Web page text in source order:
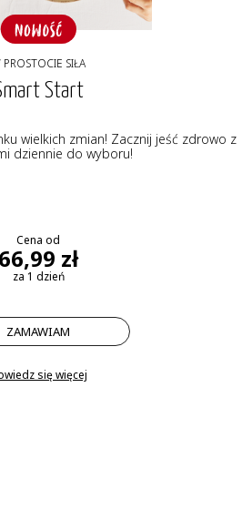
PROSTOCIE SIŁA
Start
wielkich zmian! Zacznij jeść zdrowo z
dziennie do wyboru!
Cena od
66,99 zł
za 1 dzień
ZAMAWIAM
się więcej